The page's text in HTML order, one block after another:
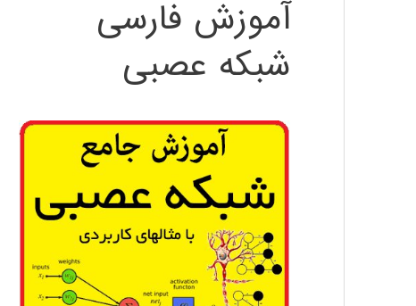
آموزش فارسی
شبکه عصبی